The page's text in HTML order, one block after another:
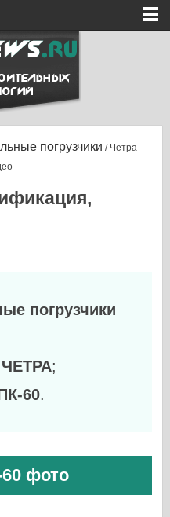
погрузчики / Четра
погрузчики
ЧЕТРА;
60.
фото